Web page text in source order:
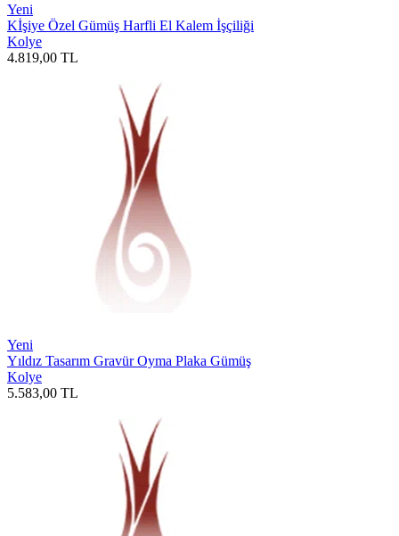
Yeni
Kİşiye Özel Gümüş Harfli El Kalem İşçiliği
Kolye
4.819,00 TL
Yeni
Yıldız Tasarım Gravür Oyma Plaka Gümüş
Kolye
5.583,00 TL